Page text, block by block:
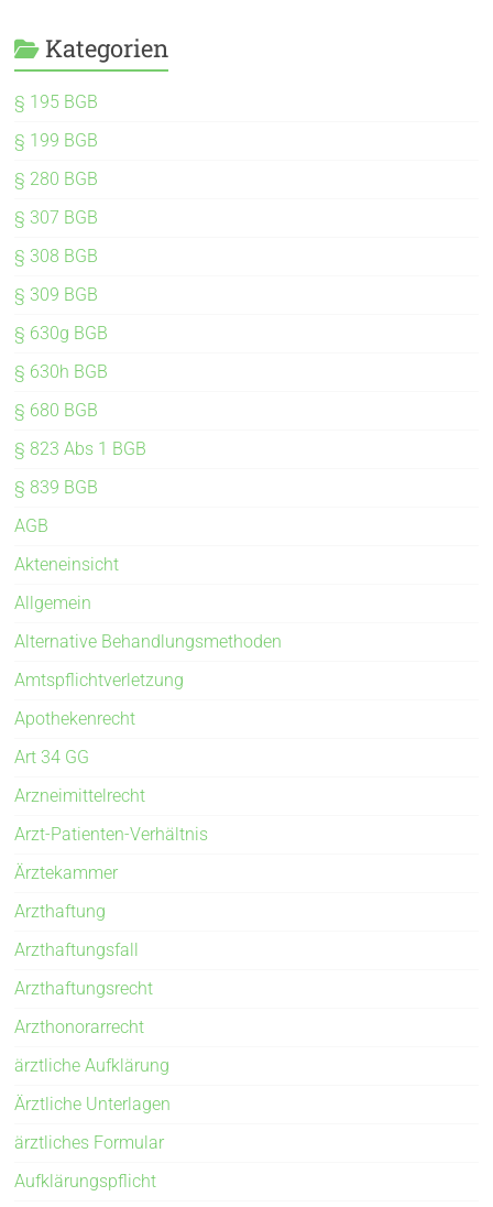
Kategorien
§ 195 BGB
§ 199 BGB
§ 280 BGB
§ 307 BGB
§ 308 BGB
§ 309 BGB
§ 630g BGB
§ 630h BGB
§ 680 BGB
§ 823 Abs 1 BGB
§ 839 BGB
AGB
Akteneinsicht
Allgemein
Alternative Behandlungsmethoden
Amtspflichtverletzung
Apothekenrecht
Art 34 GG
Arzneimittelrecht
Arzt-Patienten-Verhältnis
Ärztekammer
Arzthaftung
Arzthaftungsfall
Arzthaftungsrecht
Arzthonorarrecht
ärztliche Aufklärung
Ärztliche Unterlagen
ärztliches Formular
Aufklärungspflicht